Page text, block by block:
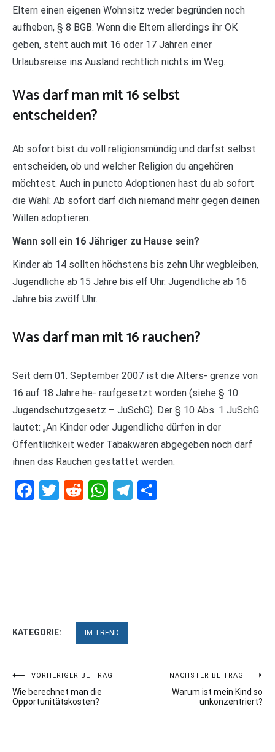
Eltern einen eigenen Wohnsitz weder begründen noch
aufheben, § 8 BGB. Wenn die Eltern allerdings ihr OK
geben, steht auch mit 16 oder 17 Jahren einer
Urlaubsreise ins Ausland rechtlich nichts im Weg.
Was darf man mit 16 selbst
entscheiden?
Ab sofort bist du voll religionsmündig und darfst selbst
entscheiden, ob und welcher Religion du angehören
möchtest. Auch in puncto Adoptionen hast du ab sofort
die Wahl: Ab sofort darf dich niemand mehr gegen deinen
Willen adoptieren.
Wann soll ein 16 Jähriger zu Hause sein?
Kinder ab 14 sollten höchstens bis zehn Uhr wegbleiben,
Jugendliche ab 15 Jahre bis elf Uhr. Jugendliche ab 16
Jahre bis zwölf Uhr.
Was darf man mit 16 rauchen?
Seit dem 01. September 2007 ist die Alters- grenze von
16 auf 18 Jahre he- raufgesetzt worden (siehe § 10
Jugendschutzgesetz – JuSchG). Der § 10 Abs. 1 JuSchG
lautet: „An Kinder oder Jugendliche dürfen in der
Öffentlichkeit weder Tabakwaren abgegeben noch darf
ihnen das Rauchen gestattet werden.
Facebook
Twitter
RedditWhatsApp
Telegram
KATEGORIE: IM TREND
Beitragsnavigation
VORHERIGER BEITRAG
Wie berechnet man die
Opportunitätskosten?
NÄCHSTER BEITRAG
Warum ist mein Kind so
unkonzentriert?